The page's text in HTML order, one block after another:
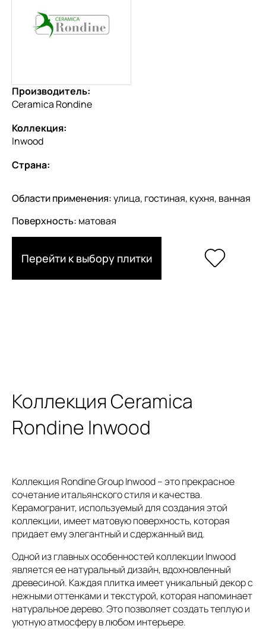
Производитель:
Ceramica Rondine
Коллекция:
Inwood
Страна:
Области применения:улица, гостиная, кухня, ванная
Поверхность: матовая
Перейти к выбору плитки
Коллекция Ceramica
Rondine Inwood
Коллекция Rondine Group Inwood – это прекрасное
сочетание итальянского стиля и качества.
Керамогранит, используемый для создания этой
коллекции, имеет матовую поверхность, которая
придает ему элегантный и сдержанный вид.
Одной из главных особенностей коллекции Inwood
является ее натуральный дизайн, вдохновленный
древесиной. Каждая плитка имеет уникальный декор с
нежными оттенками и текстурой, которая напоминает
натуральное дерево. Это позволяет создать теплую и
уютную атмосферу в любом интерьере.